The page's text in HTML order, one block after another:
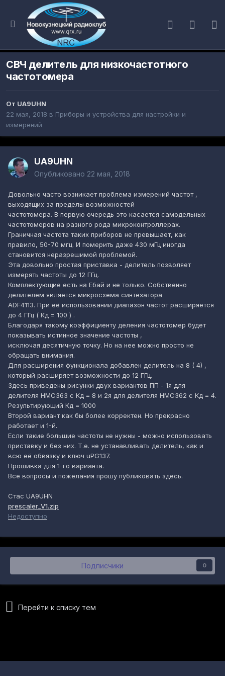
СВЧ делитель для низкочастотного
частотомера
От UA9UHN
22 мая, 2018 в Приборы и устройства для настройки и
измерений
UA9UHN
Опубликовано 22 мая, 2018
Довольно часто возникает проблема измерений частот ,
выходящих за пределы возможностей
частотомера. В первую очередь это касается самодельных
частотомеров на разного рода микроконтроллерах.
Граничная частота таких приборов не превышает, как
правило, 50-70 мгц. И померить даже 430 мГц иногда
становится неразрешимой проблемой.
Эта довольно простая приставка - делитель позволяет
измерять частоты до 12 ГГц.
Комплектующие есть на Ебай и не только. Собственно
делителем является микросхема синтезатора
ADF4113. При её использовании диапазон частот расширяется
до 4 ГГц ( Кд = 100 ) .
Благодаря такому коэффициенту деления частотомер будет
показывать истинное значение частоты ,
исключая десятичную точку. Но на нее можно просто не
обращать внимания.
Для расширения функционала добавлен делитель на 8 ( 4) ,
который расширяет возможности до 12 ГГц.
Здесь приведены рисунки двух вариантов ПП - 1я для
делителя HMC363 с Кд = 8 и 2я для делителя HMC362 с Кд = 4.
Результирующий Кд = 1000
Второй вариант как бы более корректен. Но прекрасно
работает и 1-й.
Если такие большие частоты не нужны - можно использовать
приставку и без них. Т.е. не устанавливать делитель, как и
всю её обвязку и ключ uPG137.
Прошивка для 1-го варианта.
Все вопросы и пожелания прошу публиковать здесь.
Стас UA9UHN
prescaler_V1.zip
Недоступно
Подписчики 0
Перейти к списку тем